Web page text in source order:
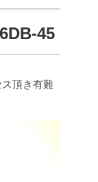
45
頂き有難